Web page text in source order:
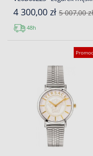
4 300,00 zł 5 007,00 zł
48h